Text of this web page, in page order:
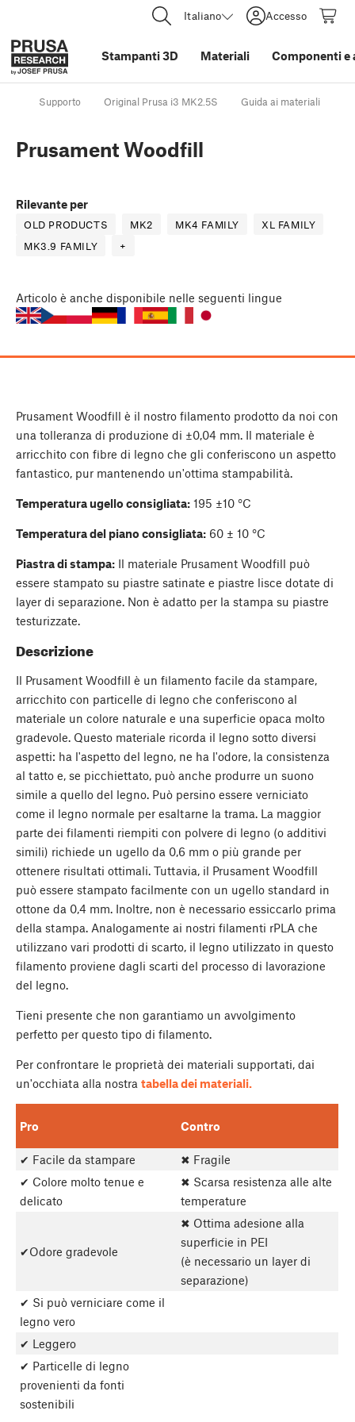
Italiano Accesso
Stampanti 3D Materiali Componenti e
Supporto Original Prusa i3 MK2.5S Guida ai materiali
Prusament Woodfill
Rilevante per
OLD PRODUCTS MK2 MK4 FAMILY
XL FAMILY
MK3.9 FAMILY
+
Articolo è anche disponibile nelle seguenti lingue
Prusament Woodfill è il nostro filamento prodotto da noi con
una tolleranza di produzione di ±0,04 mm. Il materiale è
arricchito con fibre di legno che gli conferiscono un aspetto
fantastico, pur mantenendo un'ottima stampabilità.
Temperatura ugello consigliata: 195 ±10 °C
Temperatura del piano consigliata: 60 ± 10 °C
Piastra di stampa: Il materiale Prusament Woodfill può
essere stampato su piastre satinate e piastre lisce dotate di
layer di separazione. Non è adatto per la stampa su piastre
testurizzate.
Descrizione
Il Prusament Woodfill è un filamento facile da stampare,
arricchito con particelle di legno che conferiscono al
materiale un colore naturale e una superficie opaca molto
gradevole. Questo materiale ricorda il legno sotto diversi
aspetti: ha l'aspetto del legno, ne ha l'odore, la consistenza
al tatto e, se picchiettato, può anche produrre un suono
simile a quello del legno. Può persino essere verniciato
come il legno normale per esaltarne la trama. La maggior
parte dei filamenti riempiti con polvere di legno (o additivi
simili) richiede un ugello da 0,6 mm o più grande per
ottenere risultati ottimali. Tuttavia, il Prusament Woodfill
può essere stampato facilmente con un ugello standard in
ottone da 0,4 mm. Inoltre, non è necessario essiccarlo prima
della stampa. Analogamente ai nostri filamenti rPLA che
utilizzano vari prodotti di scarto, il legno utilizzato in questo
filamento proviene dagli scarti del processo di lavorazione
del legno.
Tieni presente che non garantiamo un avvolgimento
perfetto per questo tipo di filamento.
Per confrontare le proprietà dei materiali supportati, dai
un'occhiata alla nostra tabella dei materiali.
Pro Contro
✔ Facile da stampare
✖ Fragile
✔ Colore molto tenue e
delicato
✖ Scarsa resistenza alle alte
temperature
✔Odore gradevole
✖ Ottima adesione alla
superficie in PEI
(è necessario un layer di
separazione)
✔ Si può verniciare come il
legno vero
✔ Leggero
✔ Particelle di legno
provenienti da fonti
sostenibili